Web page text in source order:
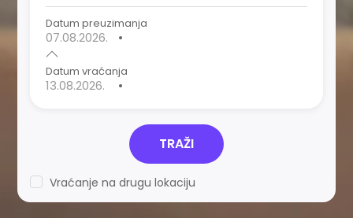
Datum preuzimanja
•
Datum vraćanja
•
TRAŽI
Vraćanje na drugu lokaciju